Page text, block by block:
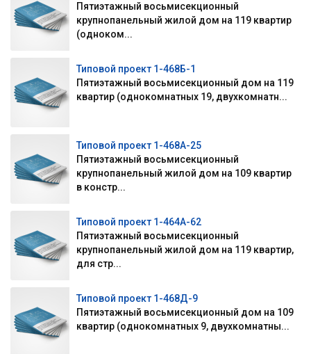
Пятиэтажный восьмисекционный
крупнопанельный жилой дом на 119 квартир
(одноком...
Типовой проект 1-468Б-1
Пятиэтажный восьмисекционный дом на 119
квартир (однокомнатных 19, двухкомнатн...
Типовой проект 1-468А-25
Пятиэтажный восьмисекционный
крупнопанельный жилой дом на 109 квартир
в констр...
Типовой проект 1-464А-62
Пятиэтажный восьмисекционный
крупнопанельный жилой дом на 119 квартир,
для стр...
Типовой проект 1-468Д-9
Пятиэтажный восьмисекционный дом на 109
квартир (однокомнатных 9, двухкомнатны...